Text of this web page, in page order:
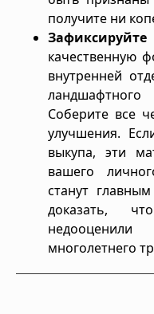
получите ни
качественную
внутренней
Соберите все
улучшения.
выкупа, эти
вашего
станут
доказать,
многолетнего